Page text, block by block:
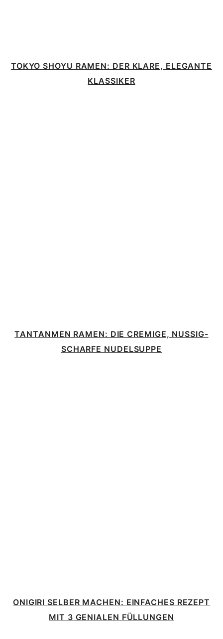
TOKYO SHOYU RAMEN: DER KLARE, ELEGANTE
KLASSIKER
TANTANMEN RAMEN: DIE CREMIGE, NUSSIG-
SCHARFE NUDELSUPPE
ONIGIRI SELBER MACHEN: EINFACHES REZEPT
MIT 3 GENIALEN FÜLLUNGEN